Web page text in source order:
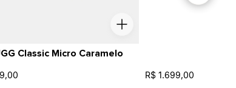
Classic Micro Caramelo
R$ 1.699,00